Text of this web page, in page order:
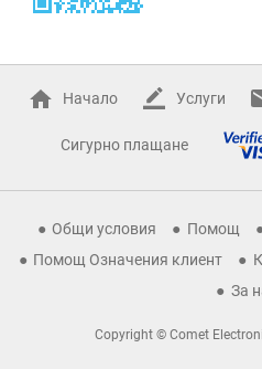
Начало Услуги
Сигурно плащане
Общи условия Помощ
Помощ Означения клиент
За
Copyright © Comet